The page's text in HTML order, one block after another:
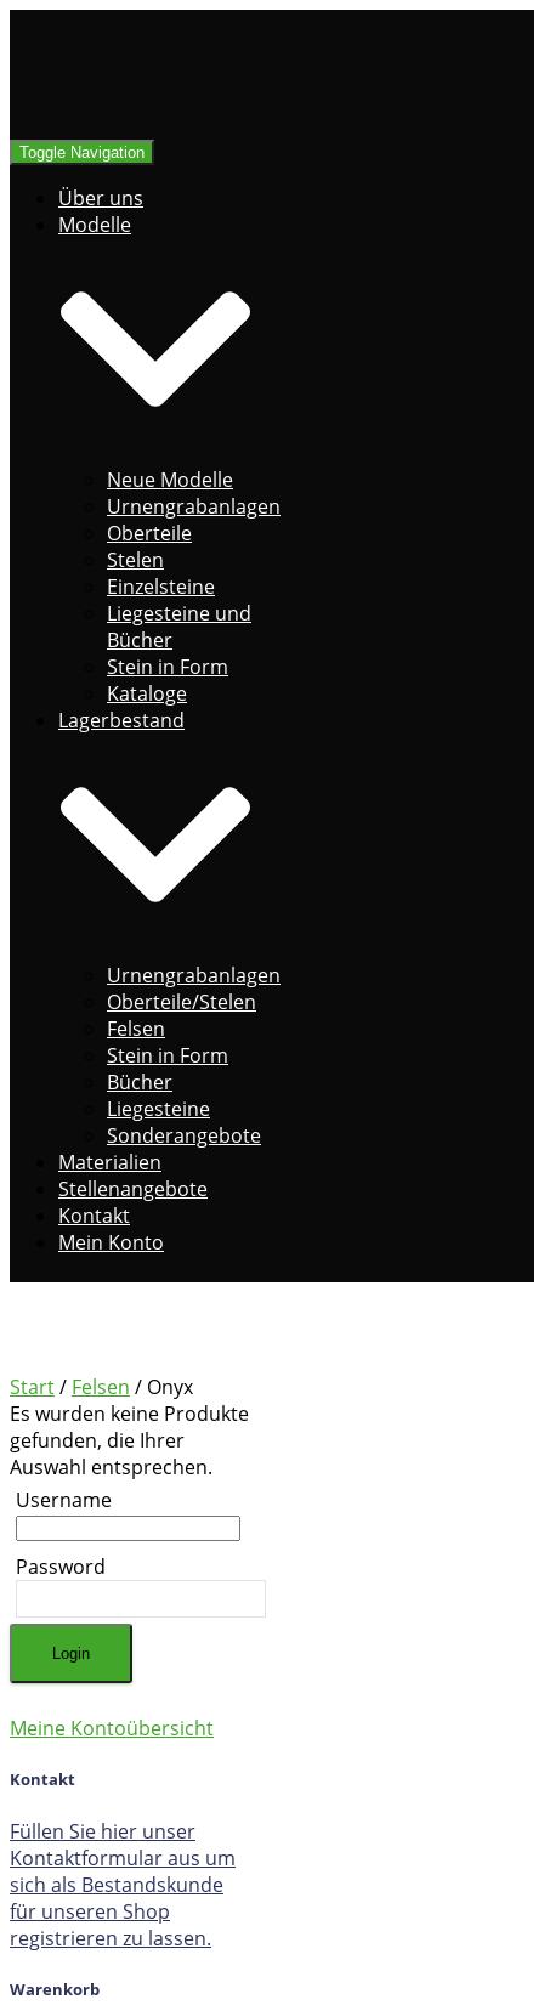
Toggle Navigation
Über uns
Modelle
Neue Modelle
Urnengrabanlagen
Oberteile
Stelen
Einzelsteine
Liegesteine und
Bücher
Stein in Form
Kataloge
Lagerbestand
Urnengrabanlagen
Oberteile/Stelen
Felsen
Stein in Form
Bücher
Liegesteine
Sonderangebote
Materialien
Stellenangebote
Kontakt
Mein Konto
Start/ Felsen / Onyx
Es wurden keine Produkte
gefunden, die Ihrer
Auswahl entsprechen.
Username
Password
Meine Kontoübersicht
Kontakt
Füllen Sie hier unser
Kontaktformular aus um
sich als Bestandskunde
für unseren Shop
registrieren zu lassen.
Warenkorb